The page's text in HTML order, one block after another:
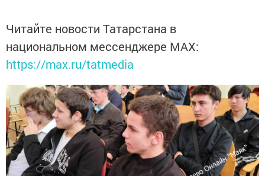
Читайте новости Татарстана в
национальном мессенджере MАХ:
https://max.ru/tatmedia